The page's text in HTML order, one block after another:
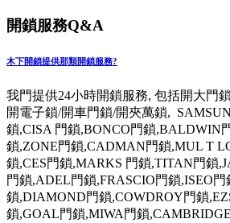
開鎖服務Q&A
木下開鎖提供那類開鎖服務?
我門提供24小時開鎖服務, 包括開大門
開電子鎖/開車門鎖/開夾萬鎖,
鎖,CISA 門鎖,BONCO門鎖,BALDWIN
鎖,ZONE門鎖,CADMAN門鎖,MUL T
鎖,CES門鎖,MARKS 門鎖,TITAN門鎖
門鎖,ADEL門鎖,FRASCIO門鎖,ISEO門
鎖,DIAMOND門鎖,COWDROY門鎖
鎖,GOAL門鎖,MIWA門鎖